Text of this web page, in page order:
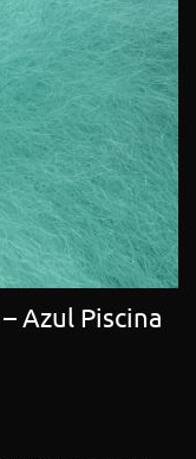
Azul Piscina